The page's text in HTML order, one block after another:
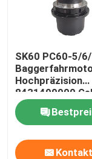
SK60 PC60-5/
Hochpräzision
8431499900
Kontakt